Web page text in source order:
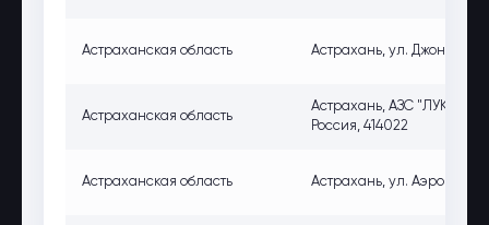
Астраханская область Астрахань, ул. Джона
Астраханская область
Астрахань, АЗС "ЛУКОЙЛ",
Россия, 414022
Астраханская область Астрахань, ул.